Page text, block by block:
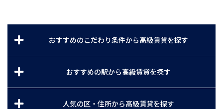
おすすめのこだわり条件から高級賃貸を探す
おすすめの駅から高級賃貸を探す
人気の区・住所から高級賃貸を探す